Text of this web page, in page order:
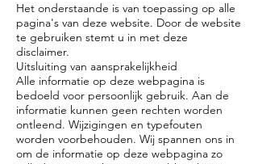
Het onderstaande is van toepassing op alle
pagina's van deze website. Door de website
te gebruiken stemt u in met deze
disclaimer.
Uitsluiting van aansprakelijkheid
Alle informatie op deze webpagina is
bedoeld voor persoonlijk gebruik. Aan de
informatie kunnen geen rechten worden
ontleend. Wijzigingen en typefouten
worden voorbehouden. Wij spannen ons in
om de informatie op deze webpagina zo